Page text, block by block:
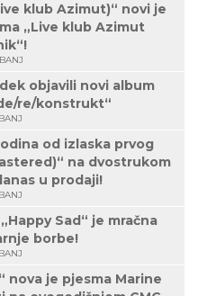
klub Azimut)“ novi je
„Live klub Azimut
objavili novi album
re/konstrukt“
od izlaska prvog
na dvostrukom
u prodaji!
Sad“ je mračna
borbe!
nova je pjesma Marine